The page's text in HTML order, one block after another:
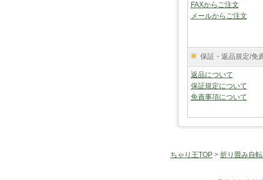
FAXからご注文
メールからご注文
保証・返品規定/免
返品について
保証規定について
免責事項について
ちゃり王TOP > 折り畳み自